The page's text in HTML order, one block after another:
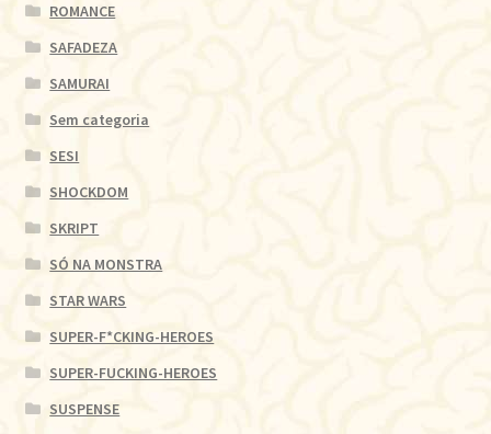
ROMANCE
SAFADEZA
SAMURAI
Sem categoria
SESI
SHOCKDOM
SKRIPT
SÓ NA MONSTRA
STAR WARS
SUPER-F*CKING-HEROES
SUPER-FUCKING-HEROES
SUSPENSE